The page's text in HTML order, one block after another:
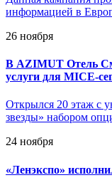
информацией в
26 ноября
В AZIMUT Отель
услуги для MICE-
Открылся 20 этаж с
звезды» набором
24 ноября
«Ленэкспо»